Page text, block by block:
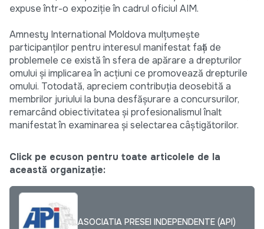
expuse într-o expoziţie în cadrul oficiul AIM.
Amnesty International Moldova mulţumeşte
participanţilor pentru interesul manifestat faţă de
problemele ce există în sfera de apărare a drepturilor
omului şi implicarea în acţiuni ce promovează drepturile
omului. Totodată, apreciem contribuţia deosebită a
membrilor juriului la buna desfăşurare a concursurilor,
remarcând obiectivitatea şi profesionalismul înalt
manifestat în examinarea şi selectarea câştigătorilor.
Click pe ecuson pentru toate articolele de la
această organizație:
ASOCIATIA PRESEI INDEPENDENTE (API)